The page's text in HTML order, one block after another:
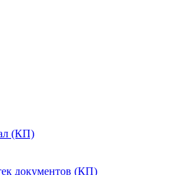
(КП)
документов (КП)